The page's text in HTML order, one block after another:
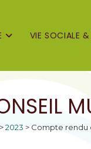
VIE SOCIALE
2023 > Compte rendu